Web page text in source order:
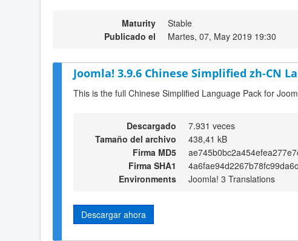
Maturity
Stable
Publicado el
Martes, 07, May 2019 19:30
Joomla! 3.9.6 Chinese Simplified zh-CN
This is the full Chinese Simplified Language Pack for
Descargado
7.931 veces
Tamaño del archivo
438,41 kB
Firma MD5
Firma SHA1
Environments
Joomla! 3 Translations
Descargar ahora